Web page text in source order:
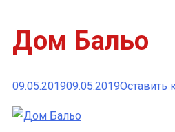
Дом Бальо
09.05.201909.05.2019Оставить